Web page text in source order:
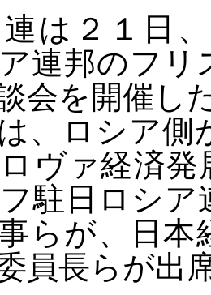
連は２１日
連邦のフ
会を開催し
、ロシア側
ヴァ経済発
駐日ロシ
らが、日本
員長らが出